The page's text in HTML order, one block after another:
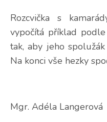
Rozcvička s
vypočítá příklad
tak, aby jeho
Na konci vše hezky
Mgr. Adéla Langerová